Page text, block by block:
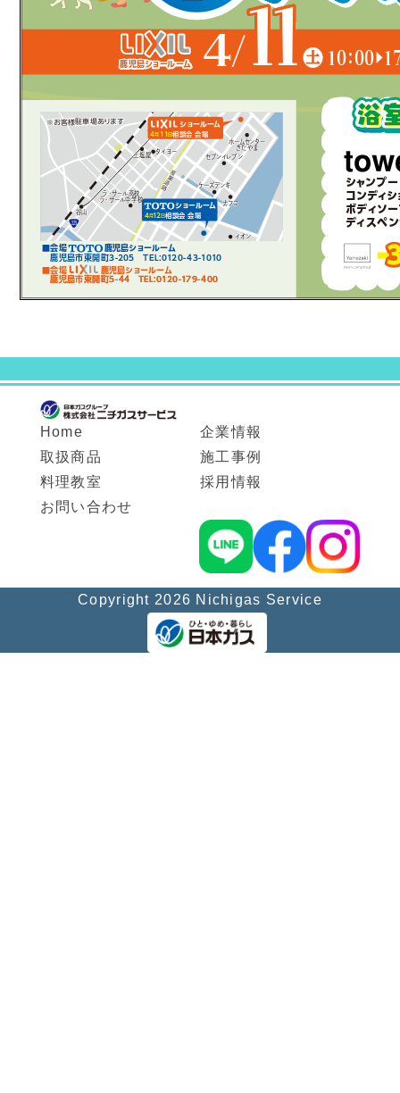
Home
企業情報
取扱商品
施工事例
料理教室
採用情報
お問い合わせ
Copyright 2026 Nichigas Service